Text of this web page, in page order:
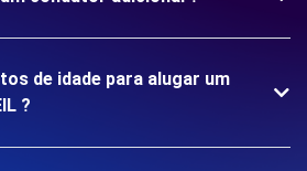
de idade para alugar um
?